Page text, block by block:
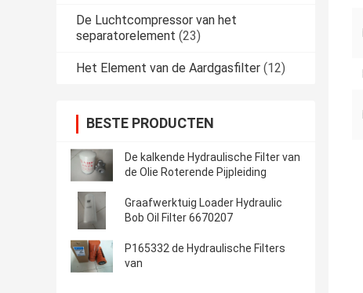
De Luchtcompressor van het
separatorelement (23)
Het Element van de Aardgasfilter (12)
BESTE PRODUCTEN
De kalkende Hydraulische Filter van
de Olie Roterende Pijpleiding
Graafwerktuig Loader Hydraulic
Bob Oil Filter 6670207
P165332 de Hydraulische Filters
van